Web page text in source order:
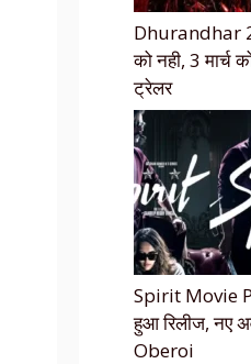
Dhurandhar
को नही, 3 मार्च
ट्रेलर
Spirit Movie
हुआ रिलीज, नए
Oberoi